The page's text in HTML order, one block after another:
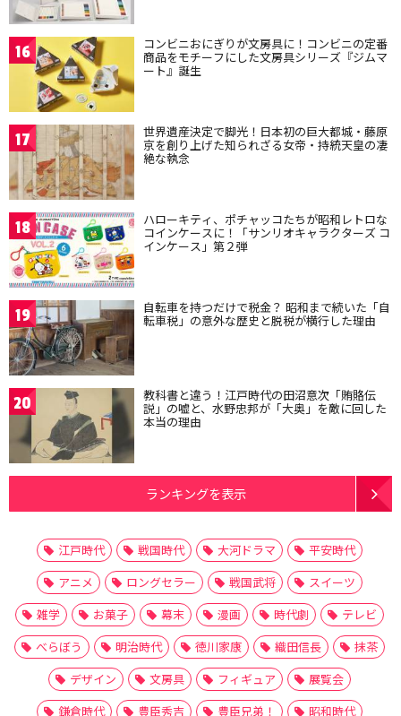
16 コンビニおにぎりが文房具に！コンビニの定番
商品をモチーフにした文房具シリーズ『ジムマ
ート』誕生
17 世界遺産決定で脚光！日本初の巨大都城・藤原
京を創り上げた知られざる女帝・持統天皇の凄
絶な執念
18 ハローキティ、ポチャッコたちが昭和レトロな
コインケースに！「サンリオキャラクターズ コ
インケース」第２弾
19 自転車を持つだけで税金？ 昭和まで続いた「自
転車税」の意外な歴史と脱税が横行した理由
20 教科書と違う！江戸時代の田沼意次「賄賂伝
説」の嘘と、水野忠邦が「大奥」を敵に回した
本当の理由
ランキングを表示
江戸時代 戦国時代 大河ドラマ
平安時代
アニメ
ロングセラー 戦国武将
スイーツ
雑学
お菓子 幕末 漫画 時代劇
テレビ
べらぼう
明治時代 徳川家康 織田信長
抹茶
デザイン
文房具 フィギュア
展覧会
鎌倉時代
豊臣秀吉 豊臣兄弟！
昭和時代